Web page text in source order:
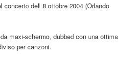
concerto dell 8 ottobre 2004 (Orlando
maxi-schermo, dubbed con una ottima
per canzoni.